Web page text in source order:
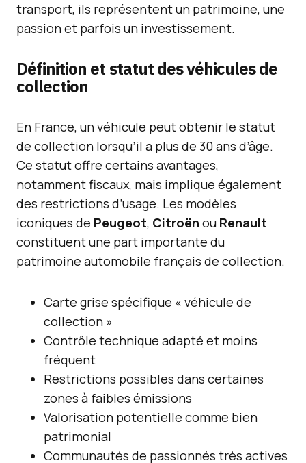
transport, ils représentent un patrimoine, une
passion et parfois un investissement.
Définition et statut des véhicules de
collection
En France, un véhicule peut obtenir le statut
de collection lorsqu’il a plus de 30 ans d’âge.
Ce statut offre certains avantages,
notamment fiscaux, mais implique également
des restrictions d’usage. Les modèles
iconiques de Peugeot, Citroën ou Renault
constituent une part importante du
patrimoine automobile français de collection.
Carte grise spécifique « véhicule de
collection »
Contrôle technique adapté et moins
fréquent
Restrictions possibles dans certaines
zones à faibles émissions
Valorisation potentielle comme bien
patrimonial
Communautés de passionnés très actives